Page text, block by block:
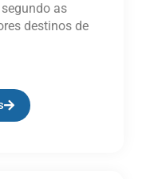
as
destinos de